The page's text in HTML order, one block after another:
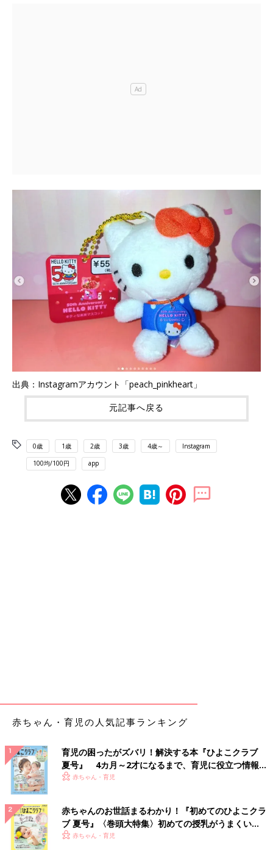
出典：Instagramアカウント「peach_pinkheart」
元記事へ戻る
0歳 1歳 2歳 3歳 4歳～ Instagram
100均/100円 app
赤ちゃん・育児の人気記事ランキング
育児の困ったがズバリ！解決する本『ひよこクラブ
夏号』 4カ月～2才になるまで、育児に役立つ情報が
いっぱい！
赤ちゃん・育児
赤ちゃんのお世話まるわかり！『初めてのひよこクラ
ブ 夏号』〈巻頭大特集〉初めての授乳がうまくい
く！ おっぱい・ミルクの基本と夏のトラブル 解決テ
赤ちゃん・育児